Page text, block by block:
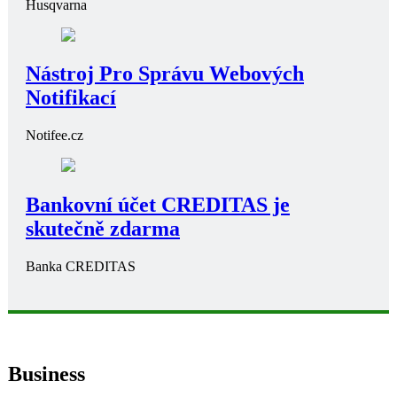
Husqvarna
Nástroj Pro Správu Webových
Notifikací
Notifee.cz
Bankovní účet CREDITAS je
skutečně zdarma
Banka CREDITAS
Business